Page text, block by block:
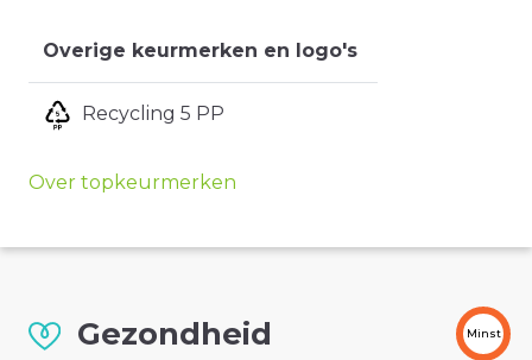
Overige keurmerken en logo's
Recycling 5 PP
Over topkeurmerken
Gezondheid Minst